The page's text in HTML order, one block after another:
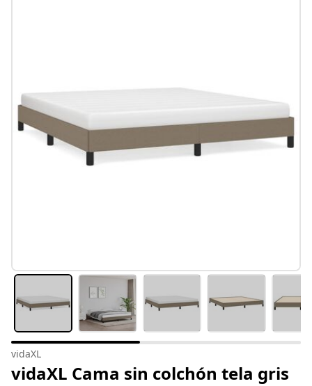
vidaXL
vidaXL Cama sin colchón tela gris